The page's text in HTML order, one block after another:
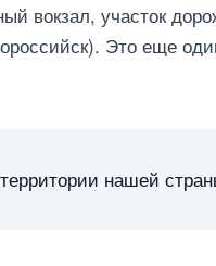
вокзал, участок
Это еще
нашей